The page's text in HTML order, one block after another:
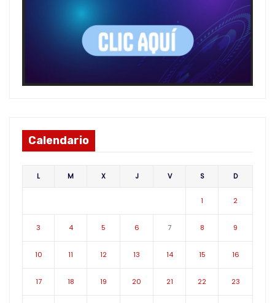
Calendario
L M X J V S D
1 2
3 4 5 6 7 8 9
10 11 12 13 14 15 16
17 18 19 20 21 22 23